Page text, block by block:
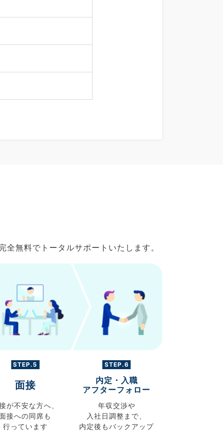
無料でトータルサポートいたします。
STEP.5
面接
が不安な方へ、
接への同席も
行っています
STEP.6
内定・入職
アフターフォロー
年収交渉や
入社日調整まで、
内定後もバックアップ